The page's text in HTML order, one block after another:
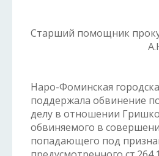
Старший помощник
А.Н.
Наро-Фоминская
поддержала обвинение
делу в отношении
обвиняемого в
попадающего под